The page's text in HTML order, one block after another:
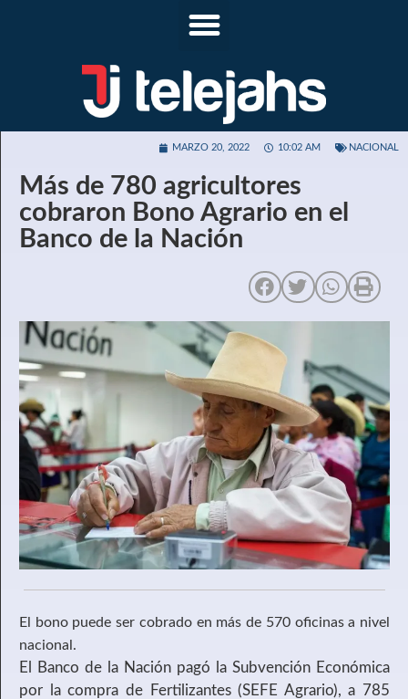
MARZO 20, 2022 10:02 AM NACIONAL
Más de 780 agricultores
cobraron Bono Agrario en el
Banco de la Nación
El bono puede ser cobrado en más de 570 oficinas a nivel
nacional.
El Banco de la Nación pagó la Subvención Económica
por la compra de Fertilizantes (SEFE Agrario), a 785